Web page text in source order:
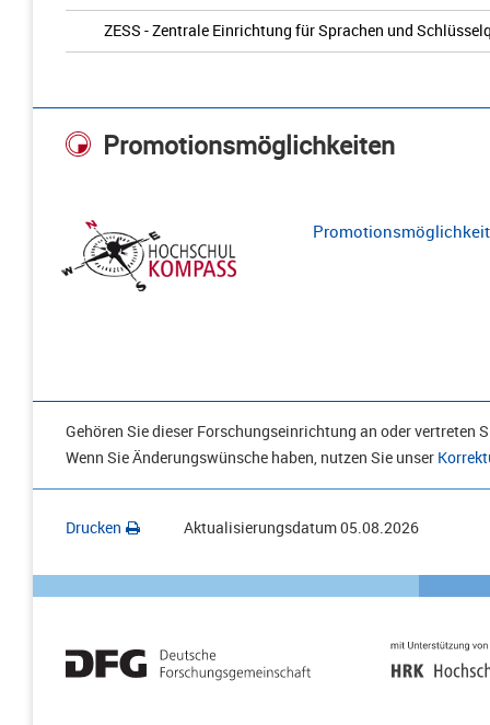
ZESS - Zentrale Einrichtung für Sprachen und
Promotionsmöglichkeiten
Gehören Sie dieser Forschungseinrichtung an oder vertreten
Wenn Sie Änderungswünsche haben, nutzen Sie unser
Drucken Aktualisierungsdatum05.08.2026